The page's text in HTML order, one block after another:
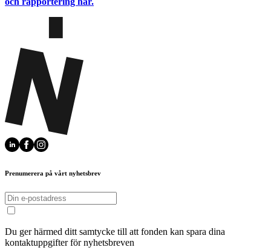
Prenumerera på vårt nyhetsbrev
Du ger härmed ditt samtycke till att fonden kan spara dina
kontaktuppgifter för nyhetsbreven